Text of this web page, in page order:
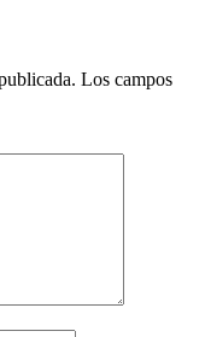
Los campos